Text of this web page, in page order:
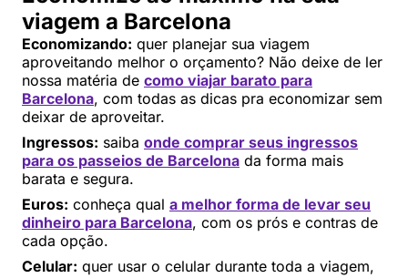
viagem a Barcelona
Economizando: quer planejar sua viagem
aproveitando melhor o orçamento? Não deixe de ler
nossa matéria de como viajar barato para
Barcelona, com todas as dicas pra economizar sem
deixar de aproveitar.
Ingressos: saiba onde comprar seus ingressos
para os passeios de Barcelona da forma mais
barata e segura.
Euros: conheça qual a melhor forma de levar seu
dinheiro para Barcelona, com os prós e contras de
cada opção.
Celular: quer usar o celular durante toda a viagem,